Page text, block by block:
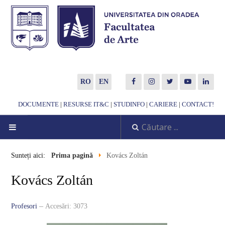
RO EN
DOCUMENTE | RESURSE IT&C | STUDINFO | CARIERE | CONTACT!
DESPRE NOI
Noutăți
Sunteți aici: Prima pagină Kovács Zoltán
Kovács Zoltán
Profesori Accesări: 3073